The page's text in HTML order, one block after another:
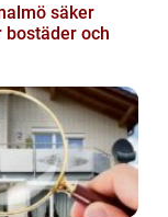
säker
bostäder och